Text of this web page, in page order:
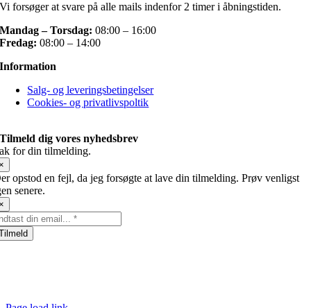
Vi forsøger at svare på alle mails indenfor 2 timer i åbningstiden.
Mandag – Torsdag: 08:00 – 16:00
Fredag: 08:00 – 14:00
Information
Salg- og leveringsbetingelser
Cookies- og privatlivspoltik
Tilmeld dig vores nyhedsbrev
for din tilmelding.
opstod en fejl, da jeg forsøgte at lave din tilmelding. Prøv venligst
senere.